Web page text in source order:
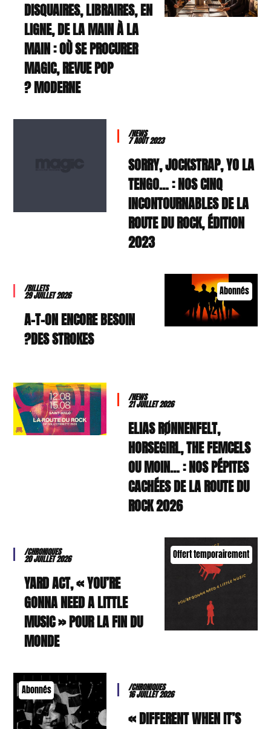
DISQUAIRES, LIBRAIRES, EN
LIGNE, DE LA MAIN À LA
MAIN : OÙ SE PROCURER
MAGIC, REVUE POP
MODERNE ?
/NEWS
7 AOÛT 2023
SORRY, JOCKSTRAP, YO LA
TENGO… : NOS CINQ
INCONTOURNABLES DE LA
ROUTE DU ROCK, ÉDITION
2023
Abonnés
/BILLETS
29 JUILLET 2026
A-T-ON ENCORE BESOIN
DES STROKES?
/NEWS
21 JUILLET 2026
ELIAS RØNNENFELT,
HORSEGIRL, THE FEMCELS
OU MOIN… : NOS PÉPITES
CACHÉES DE LA ROUTE DU
ROCK 2026
Offert temporairement
/CHRONIQUES
20 JUILLET 2026
YARD ACT, « YOU’RE
GONNA NEED A LITTLE
MUSIC » POUR LA FIN DU
MONDE
Abonnés /CHRONIQUES
16 JUILLET 2026
« DIFFERENT WHEN IT’S